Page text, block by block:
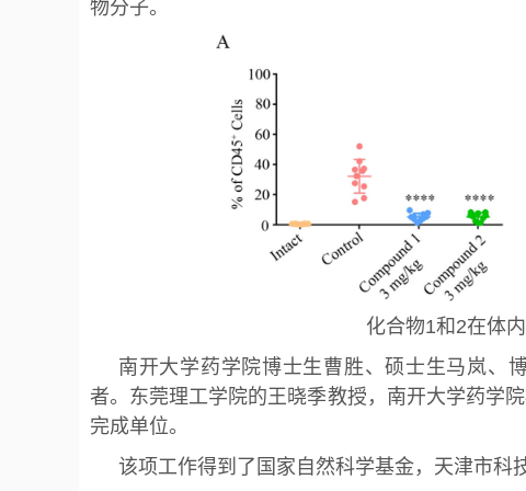
物分子。
化合物1和2在体
南开大学药学院博士生曹胜、硕士生马岚、
者。东莞理工学院的王晓季教授，南开大学药学
完成单位。
该项工作得到了国家自然科学基金，天津市科